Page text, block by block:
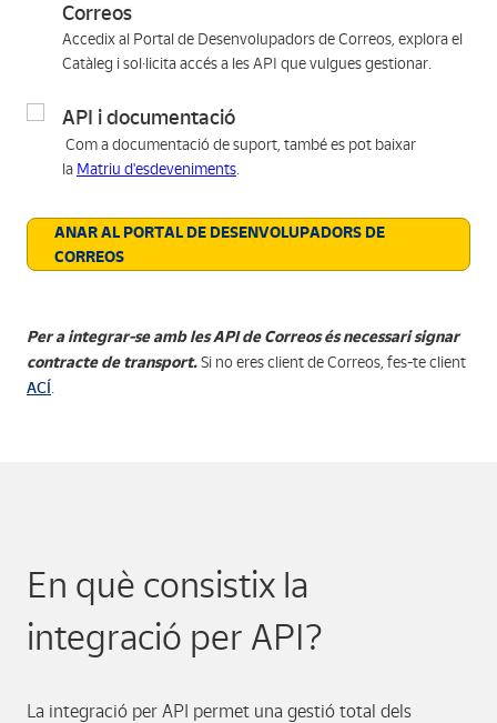
Correos
Accedix al Portal de Desenvolupadors de Correos, explora el
Catàleg i sol·licita accés a les API que vulgues gestionar.
API i documentació
Com a documentació de suport, també es pot baixar
la Matriu d'esdeveniments.
ANAR AL PORTAL DE DESENVOLUPADORS DE
CORREOS
Per a integrar-se amb les API de Correos és necessari signar
contracte de transport.Si no eres client de Correos, fes-te client
ACÍ.
En què consistix la
integració per API?
La integració per API permet una gestió total dels